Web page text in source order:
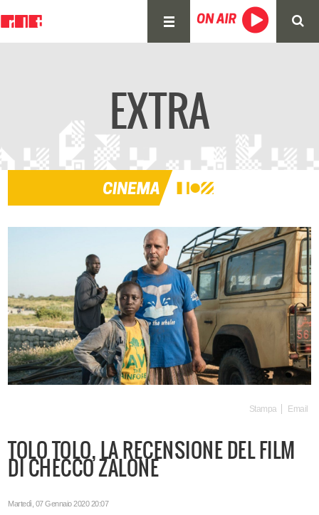
EXTRA
Stampa Email
TOLO TOLO, LA RECENSIONE DEL FILM
DI CHECCO ZALONE
Martedì, 07 Gennaio 2020 20:07